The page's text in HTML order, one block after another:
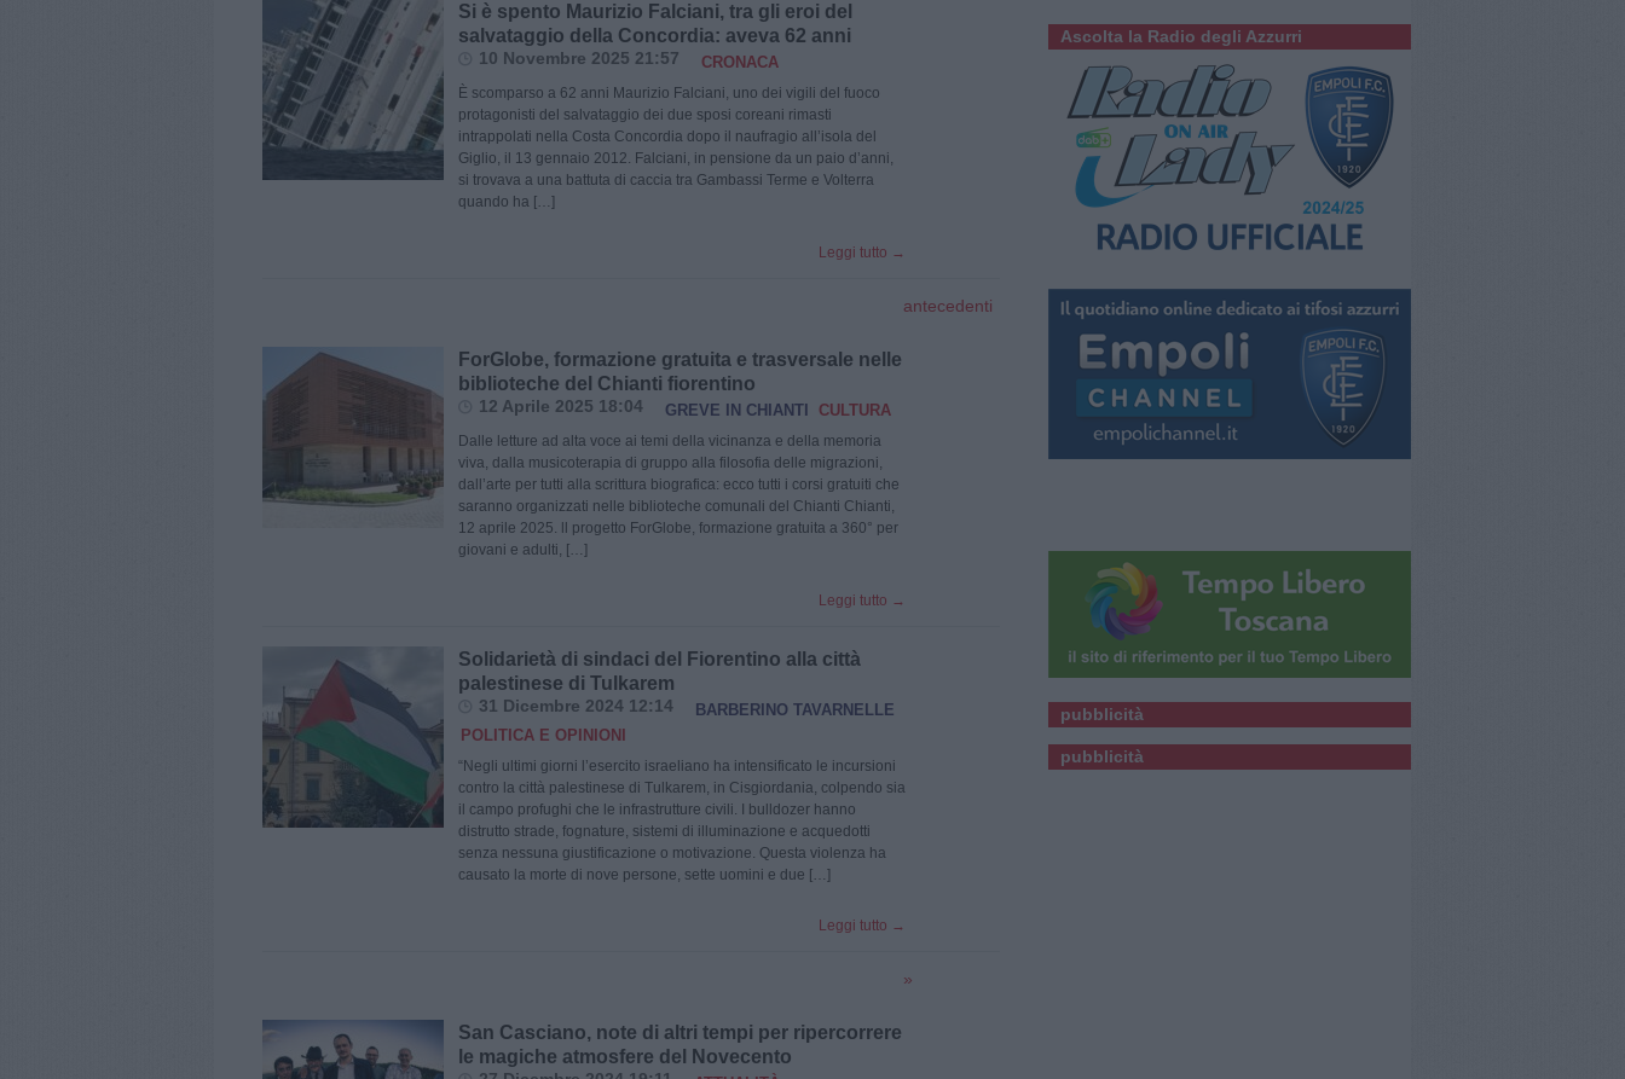
Si è spento Maurizio Falciani, tra gli eroi del
salvataggio della Concordia: aveva 62 anni
10 Novembre 2025 21:57 CRONACA
È scomparso a 62 anni Maurizio Falciani, uno dei vigili del fuoco
protagonisti del salvataggio dei due sposi coreani rimasti
intrappolati nella Costa Concordia dopo il naufragio all’isola del
Giglio, il 13 gennaio 2012. Falciani, in pensione da un paio d’anni,
si trovava a una battuta di caccia tra Gambassi Terme e Volterra
quando ha […]
Leggi tutto →
ForGlobe, formazione gratuita e trasversale nelle
biblioteche del Chianti fiorentino
12 Aprile 2025 18:04 GREVE IN CHIANTI CULTURA
Dalle letture ad alta voce ai temi della vicinanza e della memoria
viva, dalla musicoterapia di gruppo alla filosofia delle migrazioni,
dall’arte per tutti alla scrittura biografica: ecco tutti i corsi gratuiti che
saranno organizzati nelle biblioteche comunali del Chianti Chianti,
12 aprile 2025. ll progetto ForGlobe, formazione gratuita a 360° per
giovani e adulti, […]
Leggi tutto →
Solidarietà di sindaci del Fiorentino alla città
palestinese di Tulkarem
31 Dicembre 2024 12:14
BARBERINO TAVARNELLE
POLITICA E OPINIONI
“Negli ultimi giorni l’esercito israeliano ha intensificato le incursioni
contro la città palestinese di Tulkarem, in Cisgiordania, colpendo sia
il campo profughi che le infrastrutture civili. I bulldozer hanno
distrutto strade, fognature, sistemi di illuminazione e acquedotti
senza nessuna giustificazione o motivazione. Questa violenza ha
causato la morte di nove persone, sette uomini e due […]
Leggi tutto →
San Casciano, note di altri tempi per ripercorrere
le magiche atmosfere del Novecento
antecedenti
»
Ascolta la Radio degli Azzurri
pubblicità
pubblicità